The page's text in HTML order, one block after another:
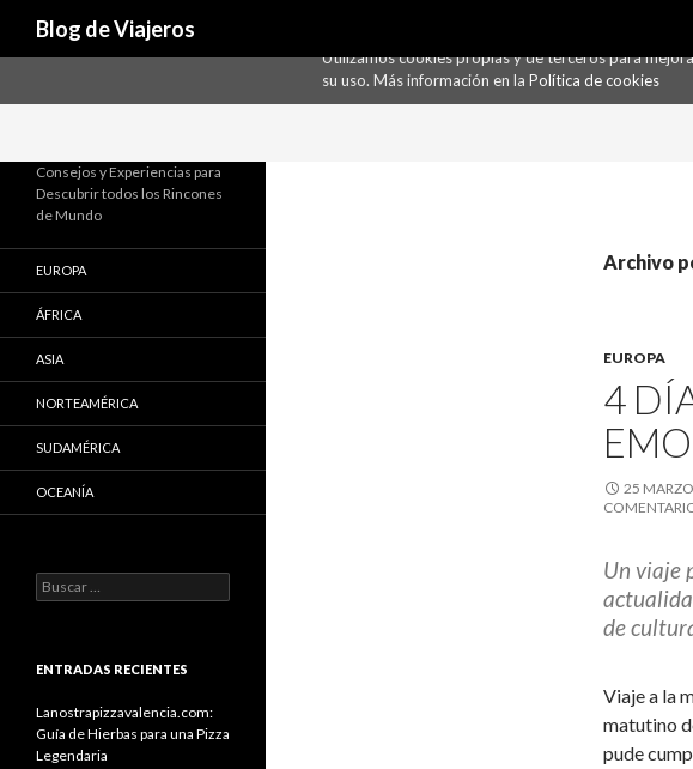
Utilizamos cookies propias y de terceros para
su uso. Más información en la Política de cookies
Blog de Viajeros
Archivo
EUROPA
4
25
Un viaje
de
Viaje a la
matutino
pude
Consejos y Experiencias para
Descubrir todos los Rincones
de Mundo
EUROPA
ÁFRICA
ASIA
NORTEAMÉRICA
SUDAMÉRICA
OCEANÍA
Buscar:
ENTRADAS RECIENTES
Lanostrapizzavalencia.com:
Guía de Hierbas para una Pizza
Legendaria